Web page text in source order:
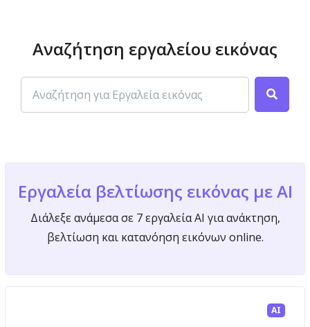
Αναζήτηση εργαλείου εικόνας
Εργαλεία βελτίωσης εικόνας με AI
Διάλεξε ανάμεσα σε 7 εργαλεία AI για ανάκτηση,
βελτίωση και κατανόηση εικόνων online.
AI